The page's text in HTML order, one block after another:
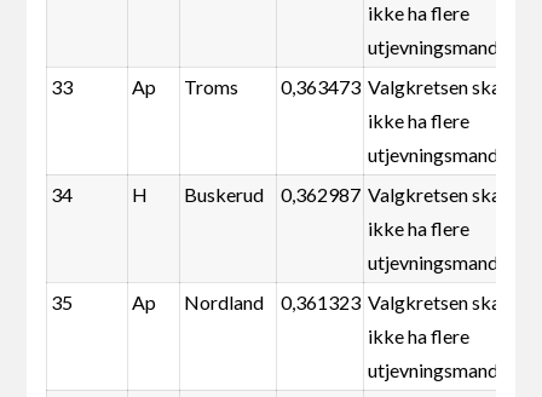
ikke ha flere
utjevningsmandater
33
Ap Troms 0,363473 Valgkretsen skal
ikke ha flere
utjevningsmandater
34
H Buskerud 0,362987 Valgkretsen skal
ikke ha flere
utjevningsmandater
35
Ap Nordland 0,361323 Valgkretsen skal
ikke ha flere
utjevningsmandater